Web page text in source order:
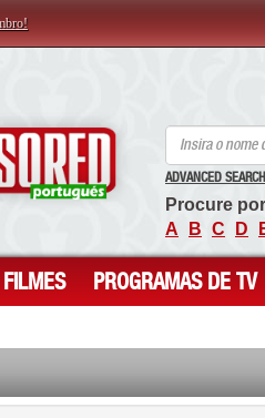
ADVANCED SEARCH
Procure
A
B C D
FILMES PROGRAMAS DE TV